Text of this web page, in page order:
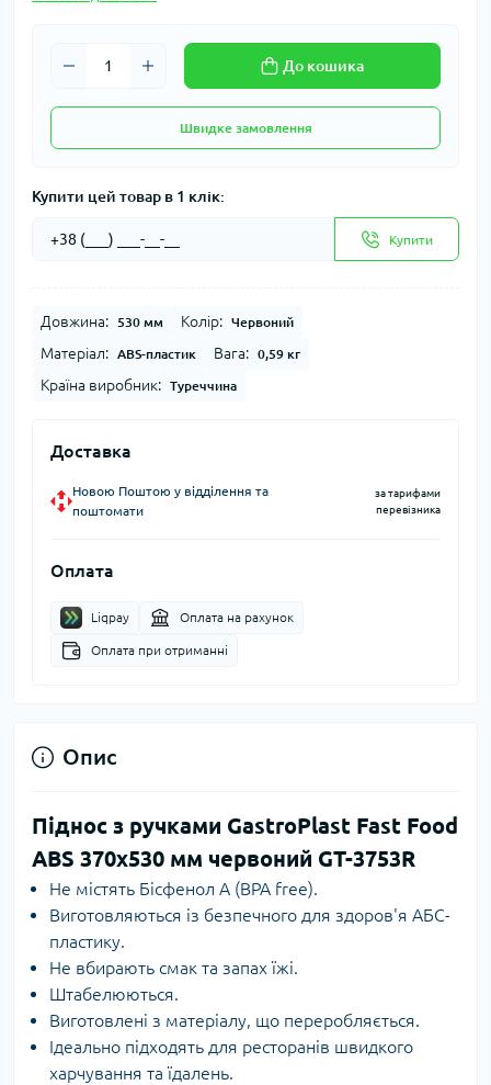
До кошика
Швидке замовлення
Купити цей товар в 1 клік:
Купити
Довжина: 530 мм Колір: Червоний
Матеріал: ABS-пластик Вага: 0,59 кг
Країна виробник: Туреччина
Доставка
Новою Поштою у відділення та
поштомати
за тарифами
перевізника
Оплата
Liqpay Оплата на рахунок
Оплата при отриманні
Опис
Піднос з ручками GastroPlast Fast Food
ABS 370х530 мм червоний GT-3753R
Не містять Бісфенол А (BPA free).
Виготовляються із безпечного для здоров'я АБС-
пластику.
Не вбирають смак та запах їжі.
Штабелюються.
Виготовлені з матеріалу, що переробляється.
Ідеально підходять для ресторанів швидкого
харчування та їдалень.